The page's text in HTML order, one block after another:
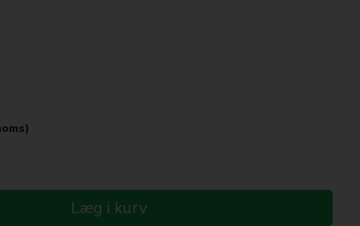
Læg i kurv